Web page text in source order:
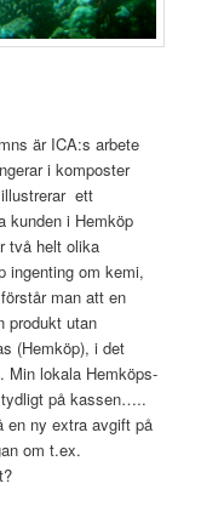
är ICA:s arbete
i komposter
ett
kunden i Hemköp
två helt olika
ingenting om kemi,
man att en
produkt utan
(Hemköp), i det
Min lokala Hemköps-
på kassen…..
en ny extra avgift på
om t.ex.